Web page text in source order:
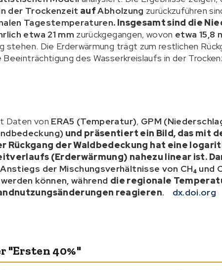
der Trockenzeit aufAbholzung zurückzuführen
Tagestemperaturen. Insgesamt sind die
etwa 21 mm zurückgegangen, wovon etwa 15,8
stehen. Die Erderwärmung trägt zum restlichen
des Wasserkreislaufs in der
Daten von ERA5 (Temperatur), GPM
und präsentiert ein Bild, das mit
Rückgang der Waldbedeckung hat eine
(Erderwärmung) nahezu linear ist.
der Mischungsverhältnisse von CH₄ und
können, während die regionale
reagieren. dx.doi.org
"ersten 40%"